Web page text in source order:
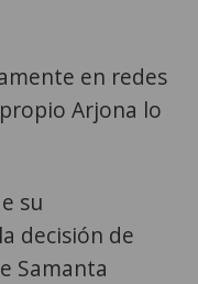
en redes
Arjona lo
su
decisión de
Samanta